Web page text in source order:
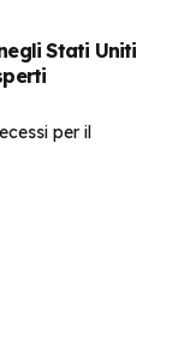
Stati Uniti